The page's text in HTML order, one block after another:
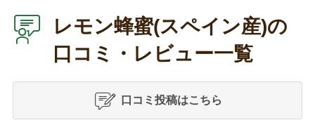
レモン蜂蜜(スペイン産)の
口コミ・レビュー一覧
口コミ投稿はこちら